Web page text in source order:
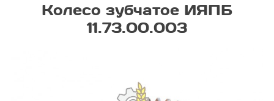
Колесо зубчатое ИЯПБ
11.73.00.003